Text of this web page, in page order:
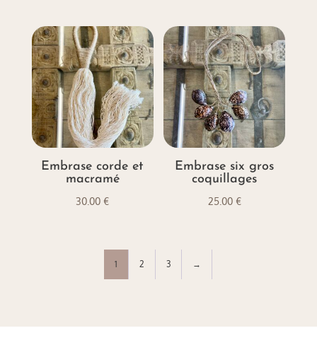
Embrase corde et
macramé
30.00€
Embrase six gros
coquillages
25.00 €
1 2 3 →